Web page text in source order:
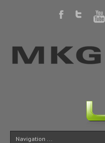
Navigation ...